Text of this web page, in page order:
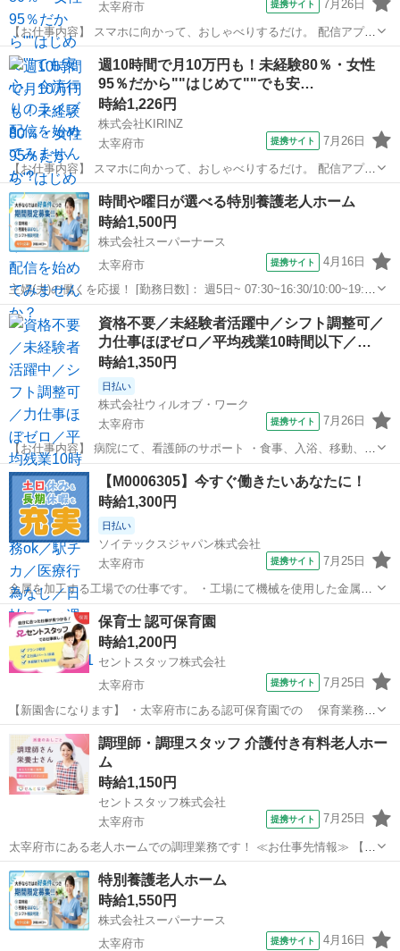
太宰府市 提携サイト 7月26日
【お仕事内容】 スマホに向かって、おしゃべりするだけ。 配信アプリ
（17LIVE／Pococha／IRIAM など）でライブ配信するお仕事です。
——————————— 配信内容はぜんぶ自由
——————————— ・今日...
福岡 太宰府市 イベントスタッフ
週10時間で月10万円も！未経験80％・女性
95％だから""はじめて""でも安…
時給1,226円
株式会社KIRINZ
太宰府市
提携サイト 7月26日
【お仕事内容】 スマホに向かって、おしゃべりするだけ。 配信アプリ
（17LIVE／Pococha／IRIAM など）でライブ配信するお仕事です。
——————————— 配信内容はぜんぶ自由
——————————— ・今日...
福岡 太宰府市 イベントスタッフ
時間や曜日が選べる特別養護老人ホーム
時給1,500円
株式会社スーパーナース
太宰府市
提携サイト 4月16日
主婦(夫)の働くを応援！ [勤務日数]： 週5日~ 07:30~16:30/10:00~19:00
月/火/水/木/金/土/日 などから選べます [勤務地・最寄駅]： 福岡県太宰
府市 株式会社スーパーナース 都府楼前駅徒...
福岡 太宰府市 看護師
資格不要／未経験者活躍中／シフト調整可／
力仕事ほぼゼロ／平均残業10時間以下／…
時給1,350円
日払い
株式会社ウィルオブ・ワーク
太宰府市
提携サイト 7月26日
【お仕事内容】 病院にて、看護師のサポート ・食事、入浴、移動、排
泄などの身体介助 ・病室のシーツ交換、清掃、環境整備 ・事務作業の
補助業務 ・伝票やカルテの運搬 ・備品、器具の確認 など 「できるか
不安・・・」 「未経験...
福岡 太宰府市
【M0006305】今すぐ働きたいあなたに！
時給1,300円
日払い
ソイテックスジャパン株式会社
太宰府市
提携サイト 7月25日
金属を加工する工場での仕事です。 ・工場にて機械を使用した金属を
切る・曲げる・くっつける作業をお任せします。 主に柱・土台など
を制作・組み立てる作業です。 ＼＼ 職場見学歓迎 男女活躍
中 ／／ 製造や組立作業...
福岡 太宰府市 工場
保育士 認可保育園
時給1,200円
セントスタッフ株式会社
太宰府市
提携サイト 7月25日
【新園舎になります】 ・太宰府市にある認可保育園での 保育業務で
す！ ・平日のみ勤務もOK！ ・派遣求人です！ ・社会保険完備 ・0～
2歳児いずれかのクラス担当！ ・ピアノなし園児の見守りや 掃除等
をお願いします！ ・様...
福岡 太宰府市 保育士
調理師・調理スタッフ 介護付き有料老人ホー
ム
時給1,150円
セントスタッフ株式会社
太宰府市
提携サイト 7月25日
太宰府市にある老人ホームでの調理業務です！ ≪お仕事先情報≫ 【施
設形態】介護付有料老人ホーム 【雇用形態】派遣 ≪業務内容≫ ・調
理、盛付 ・配膳 ・野菜などの下処理 ・食器洗浄 ・清掃、環境整備 派
遣社員 当社は...
福岡 太宰府市 キッチン
特別養護老人ホーム
時給1,550円
株式会社スーパーナース
太宰府市
提携サイト 4月16日